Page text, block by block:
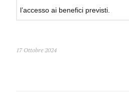
l’accesso ai benefici previsti.
17 Ottobre 2024